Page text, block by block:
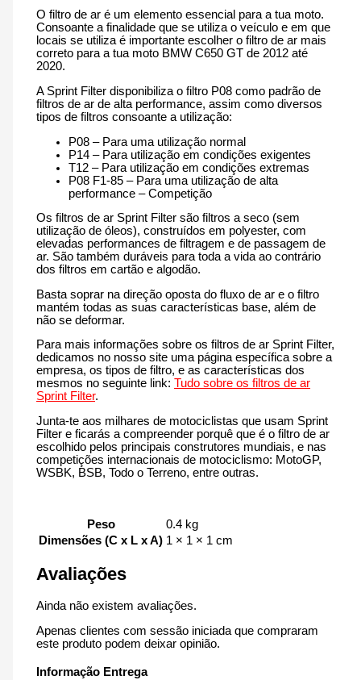
2020
O filtro de ar é um elemento essencial para a tua moto.
Consoante a finalidade que se utiliza o veículo e em que
locais se utiliza é importante escolher o filtro de ar mais
correto para a tua moto BMW C650 GT de 2012 até
2020.
A Sprint Filter disponibiliza o filtro P08 como padrão de
filtros de ar de alta performance, assim como diversos
tipos de filtros consoante a utilização:
P08 – Para uma utilização normal
P14 – Para utilização em condições exigentes
T12 – Para utilização em condições extremas
P08 F1-85 – Para uma utilização de alta
performance – Competição
Os filtros de ar Sprint Filter são filtros a seco (sem
utilização de óleos), construídos em polyester, com
elevadas performances de filtragem e de passagem de
ar. São também duráveis para toda a vida ao contrário
dos filtros em cartão e algodão.
Basta soprar na direção oposta do fluxo de ar e o filtro
mantém todas as suas características base, além de
não se deformar.
Para mais informações sobre os filtros de ar Sprint Filter,
dedicamos no nosso site uma página específica sobre a
empresa, os tipos de filtro, e as características dos
mesmos no seguinte link:Tudo sobre os filtros de ar
Sprint Filter.
Junta-te aos milhares de motociclistas que usam Sprint
Filter e ficarás a compreender porquê que é o filtro de ar
escolhido pelos principais construtores mundiais, e nas
competições internacionais de motociclismo: MotoGP,
WSBK, BSB, Todo o Terreno, entre outras.
Peso
0.4 kg
Dimensões (C x L x A) 1 × 1 × 1 cm
Avaliações
Ainda não existem avaliações.
Apenas clientes com sessão iniciada que compraram
este produto podem deixar opinião.
Informação Entrega